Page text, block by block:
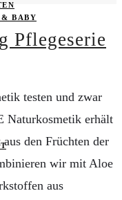
& BABY
Pflegeserie
testen und zwar
Naturkosmetik erhält
den Früchten der
wir mit Aloe
aus